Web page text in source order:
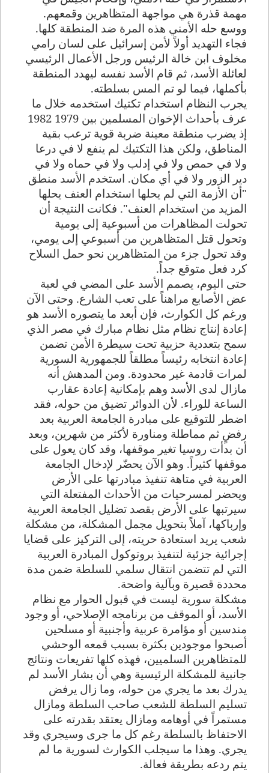
مهمة قذرة هي مواجهة المتظاهرين وقمعهم.
ووسع حله الأمني هذه المرة ضد المنطقة كلها.
فجاء التهديد أولاً لأمن إسرائيل على لسان رامي
مخلوف ابن خالة الرئيس ورجل الأعمال الرئيسي
لعائلة الأسد، ثم قام الأسد نفسه ليهدد المنطقة
بأكملها، فيما لو تم المس بسلطته.
يجرب النظام استخدام تكتيك استخدمه خلال ما
عرف بأحداث الإخوان المسلمين بين 1979 1982
إذ يضرب منطقة معينة ضربة قوية ترعب بقية
المناطق، ولكن هذا التكتيك لم ينفع لا في درعا
ولا في حمص ولا في إدلب ولا في حماه ولا في
دير الزور ولا في أي مكان. استخدم الأسد منطق
"أن الأزمة التي لم يحلها استخدام العنف يحلها
المزيد من استخدام العنف". فكانت النتيجة أن
تحولت المظاهرات من أسبوعية إلى يومية
وتحول قتل المتظاهرين من أسبوعي إلى يومي،
وقد تحول جزء من المتظاهرين نحو حمل السلاح
كرد فعل متوقع جداً.
حتى اليوم، يصمم الأسد على المضي في لعبة
عض الأصابع مراهناً على تعب الشارع. وحتى الآن
ورغم كل الكوارث، فإن أبعد ما يتصوره الأسد هو
إعادة إنتاج نظام مثل نظام مبارك في مصر الذي
سمح بتعددية حزبية تحت سيطرة الأمن تضمن
إعادة انتخابه رئيساً مطلقاً للجمهورية السورية
لمرات قادمة غير محدودة. ومن المدهش أنه
مازال لدى الأسد وهم بإمكانية إعادة عقارب
الساعة للوراء. لأن الدوائر تضيق من حوله، فقد
اضطر للتوقيع على مبادرة الجامعة العربية بعد
رفضٍ ثم مماطلة ومناورة لأكثر من شهرين، وبعد
أن بدأت روسيا تغير موقفها، وقد كان يعول على
موقفها كثيراً. وهو الآن يحضّر لإدخال الجامعة
العربية في متاهة تنفيذ مبادرتها على الأرض
ويحضر لمسرحيات من الأحداث المفتعلة التي
سيرتبها على الأرض بقصد تضليل الجامعة العربية
وإرباكها، آملاً بتحويل مجمل المشكلة، من مشكلة
شعب يريد استعادة حريته، إلى التركيز على قضايا
إجرائية جزئية لتنفيذ بروتوكول المبادرة العربية
التي لم تتضمن انتقال سلمي للسلطة ضمن مدة
محددة قصيرة وبآلية واضحة.
مشكلة سورية ليست في قبول الحوار مع نظام
الأسد، أو الموقف من برنامجه الإصلاحي، أو وجود
مندسين أو مؤامرة عربية وأجنبية أو مسلحين
أصبحوا موجودين بكثرة بسبب قمعه الوحشي
للمتظاهرين السلميين، فهذه كلها تفريعات ونتائج
جانبية للمشكلة الرئيسية وهي أن بشار الأسد لم
يدرك بعد ما يجري من حوله، وما زال يرفض
تسليم السلطة للشعب صاحب السلطة ومازال
مستمراً في أوهامه ومازال يعتقد بقدرته على
الاحتفاظ بالسلطة رغم كل ما جرى وسيجري وقد
يجري. وهذا ما سيجلب الكوارث لسورية ما لم
يتم ردعه بطريقة فعالة.